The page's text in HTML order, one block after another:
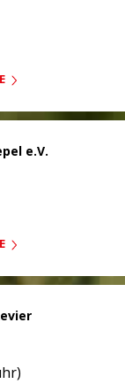
e.V.